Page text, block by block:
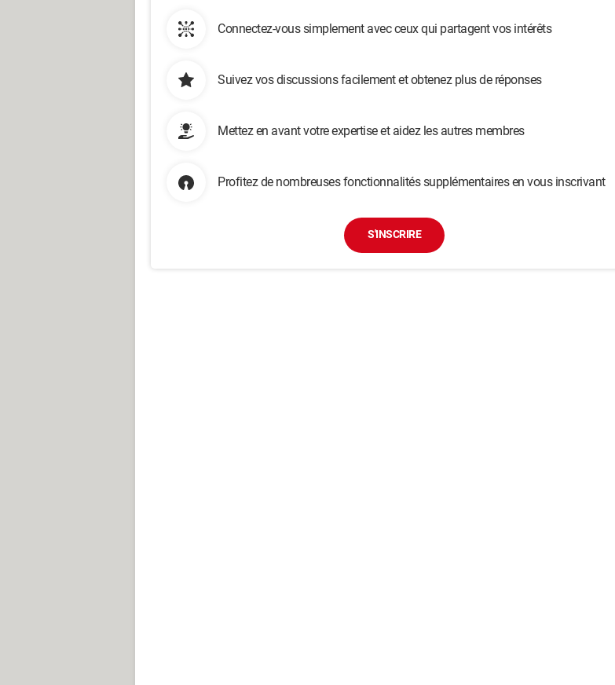
Connectez-vous simplement avec ceux qui partagent vos intérêts
Suivez vos discussions facilement et obtenez plus de réponses
Mettez en avant votre expertise et aidez les autres membres
Profitez de nombreuses fonctionnalités supplémentaires en vous inscrivant
S'INSCRIRE